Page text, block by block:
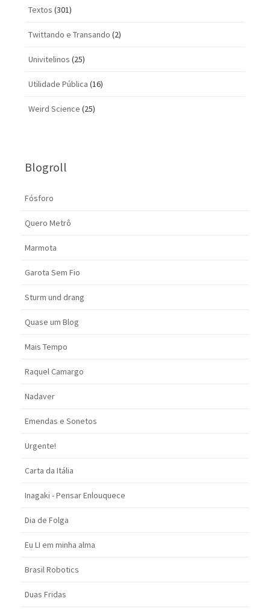
Textos (301)
Twittando e Transando (2)
Univitelinos (25)
Utilidade Pública (16)
Weird Science (25)
Blogroll
Fósforo
Quero Metrô
Marmota
Garota Sem Fio
Sturm und drang
Quase um Blog
Mais Tempo
Raquel Camargo
Nadaver
Emendas e Sonetos
Urgente!
Carta da Itália
Inagaki - Pensar Enlouquece
Dia de Folga
Eu LI em minha alma
Brasil Robotics
Duas Fridas